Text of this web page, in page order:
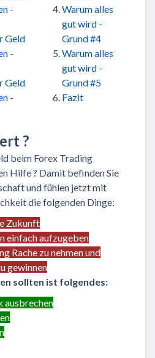
-
Geld
-
Geld
-
Warum alles
gut wird -
Grund #4
Warum alles
gut wird -
Grund #5
Fazit
?
beim Forex Trading
Hilfe ? Damit befinden Sie
und fühlen jetzt mit
die folgenden Dinge:
Zukunft
einfach aufzugeben
Rache zu nehmen und
gewinnen
sollten ist folgendes:
ausbrechen